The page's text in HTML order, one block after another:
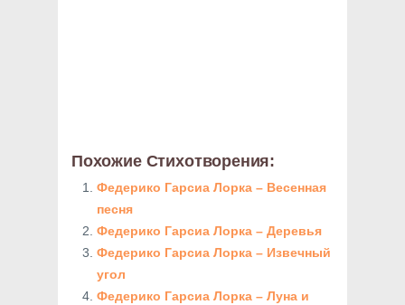
Похожие Стихотворения:
Федерико Гарсиа Лорка – Весенная
песня
Федерико Гарсиа Лорка – Деревья
Федерико Гарсиа Лорка – Извечный
угол
Федерико Гарсиа Лорка – Луна и